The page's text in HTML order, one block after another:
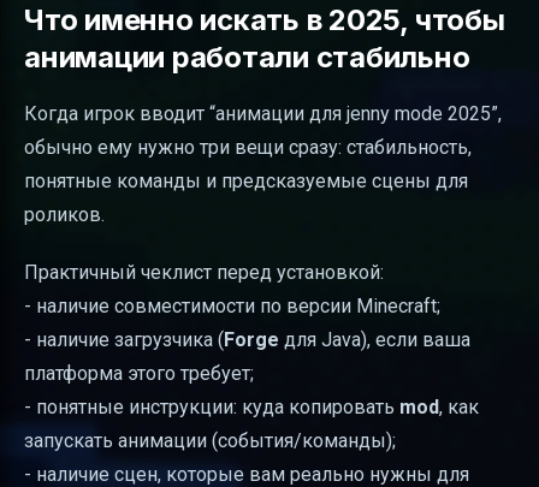
Что именно искать в 2025, чтобы
анимации работали стабильно
Когда игрок вводит “анимации для jenny mode 2025”,
обычно ему нужно три вещи сразу: стабильность,
понятные команды и предсказуемые сцены для
роликов.
Практичный чеклист перед установкой:
- наличие совместимости по версии Minecraft;
- наличие загрузчика (Forge для Java), если ваша
платформа этого требует;
- понятные инструкции: куда копировать mod, как
запускать анимации (события/команды);
- наличие сцен, которые вам реально нужны для